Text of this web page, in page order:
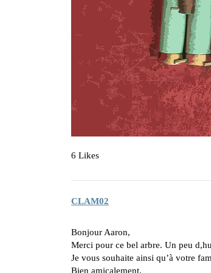
6 Likes
CLAM02
Bonjour Aaron,
Merci pour ce bel arbre. Un peu
Je vous souhaite ainsi qu’à votre
Bien amicalement.